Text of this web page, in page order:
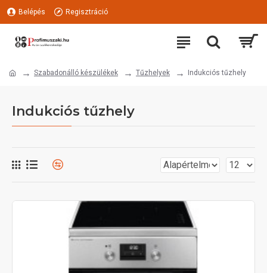
Belépés Regisztráció
Szabadonálló készülékek Tűzhelyek Indukciós tűzhely
Indukciós tűzhely